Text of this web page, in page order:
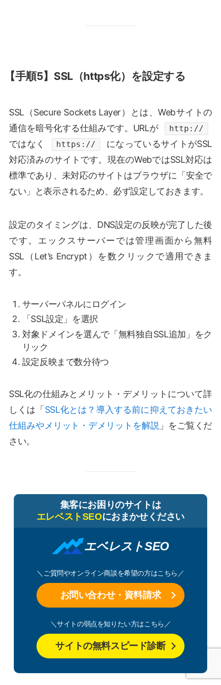
【手順5】SSL（https化）を設定する
SSL（Secure Sockets Layer）とは、Webサイトの
通信を暗号化する仕組みです。URLが
http://
ではなく https://
になっているサイトがSSL
対応済みのサイトです。現在のWebではSSL対応は
標準であり、未対応のサイトはブラウザに「安全で
ない」と表示されるため、必ず設定しておきます。
設定のタイミングは、DNS設定の反映が完了した後
です。エックスサーバーでは管理画面から無料
SSL（Let’s Encrypt）を数クリックで適用できま
す。
サーバーパネルにログイン
「SSL設定」を選択
対象ドメインを選んで「無料独自SSL追加」をク
リック
設定反映まで数分待つ
SSL化の仕組みとメリット・デメリットについて詳
しくは「 SSL化とは？導入する前に抑えておきたい
仕組みやメリット・デメリットを解説 」をご覧くだ
さい。
集客にお困りのサイトは
エレベストSEOにおまかせください
エベレストSEO
＼ご質問やオンライン商談を希望の方はこちら／
お問い合わせ・資料請求
＼サイトの弱点を知りたい方はこちら／
サイトの無料スピード診断